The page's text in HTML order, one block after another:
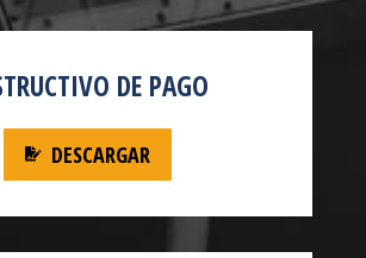
DE PAGO
DESCARGAR